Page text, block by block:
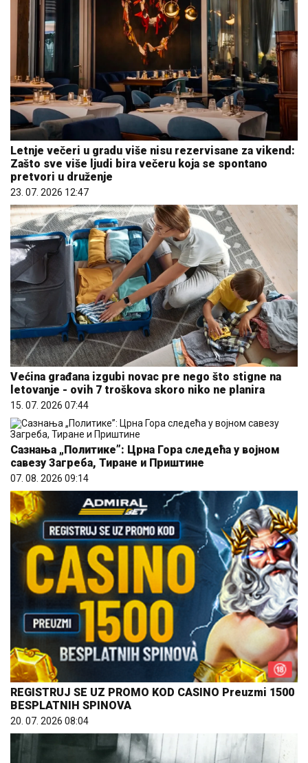
Letnje večeri u gradu više nisu rezervisane za vikend:
Zašto sve više ljudi bira večeru koja se spontano
pretvori u druženje
23. 07. 2026 12:47
Većina građana izgubi novac pre nego što stigne na
letovanje - ovih 7 troškova skoro niko ne planira
15. 07. 2026 07:44
Сазнања „Политике”: Црна Гора следећа у војном
савезу Загреба, Тиране и Приштине
07. 08. 2026 09:14
REGISTRUJ SE UZ PROMO KOD CASINO Preuzmi 1500
BESPLATNIH SPINOVA
20. 07. 2026 08:04